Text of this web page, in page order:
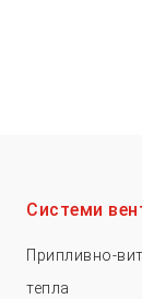
Системи
Припливно-
тепла